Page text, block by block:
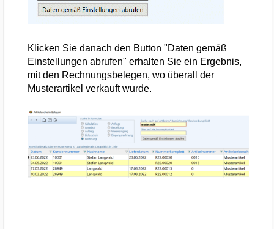
Klicken Sie danach den Button "Daten gemäß
Einstellungen abrufen" erhalten Sie ein Ergebnis,
mit den Rechnungsbelegen, wo überall der
Musterartikel verkauft wurde.